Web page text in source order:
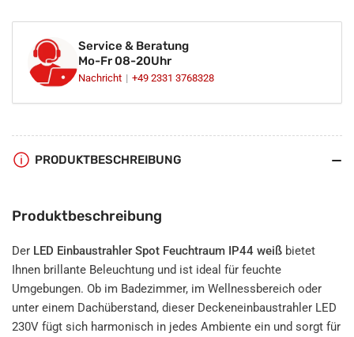
Feuchtraum
IP44
weiß
rund
Lochmaß
Ø
-
75mm
flach
230V
Feuchtraum
IP44
weiß
rund
Ø
-
75mm
flach
230V
Service & Beratung
Mo-Fr 08-20Uhr
Nachricht +49 2331 3768328
PRODUKTBESCHREIBUNG
Produktbeschreibung
Der LED Einbaustrahler Spot Feuchtraum IP44 weiß bietet
Ihnen brillante Beleuchtung und ist ideal für feuchte
Umgebungen. Ob im Badezimmer, im Wellnessbereich oder
unter einem Dachüberstand, dieser Deckeneinbaustrahler LED
230V fügt sich harmonisch in jedes Ambiente ein und sorgt für